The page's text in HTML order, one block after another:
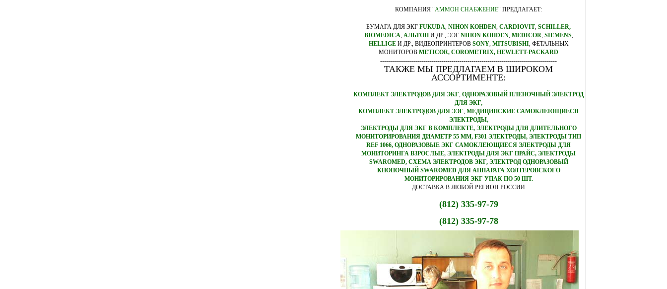
КОМПАНИЯ "АММОН СНАБЖЕНИЕ" ПРЕДЛАГАЕТ:
БУМАГА ДЛЯ ЭКГ FUKUDA, NIHON KOHDEN, CARDIOVIT, SCHILLER,
BIOMEDICA, АЛЬТОНИ ДР., ЭЭГ NIHON KOHDEN, MEDICOR, SIEMENS,
HELLIGEИ ДР., ВИДЕОПРИНТЕРОВ SONY, MITSUBISHI, ФЕТАЛЬНЫХ
МОНИТОРОВ METICOR, COROMETRIX, HEWLETT-PACKARD
-----------------------------------------------------------------------------------------
ТАКЖЕ МЫ ПРЕДЛАГАЕМ В ШИРОКОМ
АССОРТИМЕНТЕ:
КОМПЛЕКТ ЭЛЕКТРОДОВ ДЛЯ ЭКГ, ОДНОРАЗОВЫЙ ПЛЕНОЧНЫЙ ЭЛЕКТРОД
ДЛЯ ЭКГ,
КОМПЛЕКТ ЭЛЕКТРОДОВ ДЛЯ ЭЭГ, МЕДИЦИНСКИЕ САМОКЛЕЮЩИЕСЯ
ЭЛЕКТРОДЫ,
ЭЛЕКТРОДЫ ДЛЯ ЭКГ В КОМПЛЕКТЕ, ЭЛЕКТРОДЫ ДЛЯ ДЛИТЕЛЬНОГО
МОНИТОРИРОВАНИЯ ДИАМЕТР 55 ММ, F301 ЭЛЕКТРОДЫ, ЭЛЕКТРОДЫ ТИП
REF 1066, ОДНОРАЗОВЫЕ ЭКГ САМОКЛЕЮЩИЕСЯ ЭЛЕКТРОДЫ ДЛЯ
МОНИТОРИНГА ВЗРОСЛЫЕ, ЭЛЕКТРОДЫ ДЛЯ ЭКГ ПРАЙС, ЭЛЕКТРОДЫ
SWAROMED, СХЕМА ЭЛЕКТРОДОВ ЭКГ, ЭЛЕКТРОД ОДНОРАЗОВЫЙ
КНОПОЧНЫЙ SWAROMED ДЛЯ АППАРАТА ХОЛТЕРОВСКОГО
МОНИТОРИРОВАНИЯ ЭКГ УПАК ПО 50 ШТ.
ДОСТАВКА В ЛЮБОЙ РЕГИОН РОССИИ
(812) 335-97-79
(812) 335-97-78